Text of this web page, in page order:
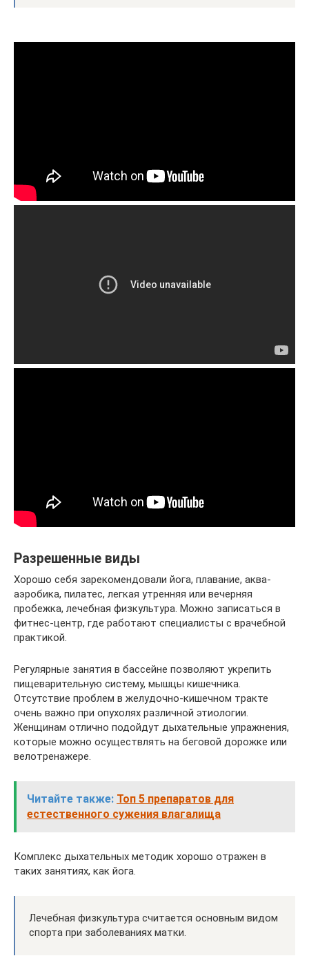
Разрешенные виды
Хорошо себя зарекомендовали йога, плавание, аква-
аэробика, пилатес, легкая утренняя или вечерняя
пробежка, лечебная физкультура. Можно записаться в
фитнес-центр, где работают специалисты с врачебной
практикой.
Регулярные занятия в бассейне позволяют укрепить
пищеварительную систему, мышцы кишечника.
Отсутствие проблем в желудочно-кишечном тракте
очень важно при опухолях различной этиологии.
Женщинам отлично подойдут дыхательные упражнения,
которые можно осуществлять на беговой дорожке или
велотренажере.
Читайте также: Топ 5 препаратов для
естественного сужения влагалища
Комплекс дыхательных методик хорошо отражен в
таких занятиях, как йога.
Лечебная физкультура считается основным видом
спорта при заболеваниях матки.